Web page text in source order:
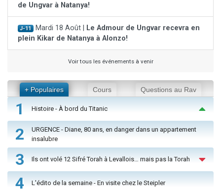
de Ungvar à Natanya!
J-11 Mardi 18 Août |
Le Admour de Ungvar recevra en
plein Kikar de Natanya à Alonzo!
Voir tous les événements à venir
+ Populaires Cours Questions au Rav
1 Histoire - À bord du Titanic
2
URGENCE - Diane, 80 ans, en danger dans un appartement
insalubre
3 Ils ont volé 12 Sifré Torah à Levallois… mais pas la Torah
4 L'édito de la semaine - En visite chez le Steipler